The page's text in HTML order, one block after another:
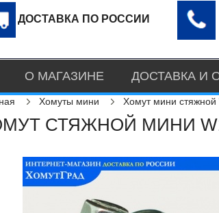
ДОСТАВКА ПО РОССИИ
О МАГАЗИНЕ ДОСТАВКА И
Хомуты мини Хомут мини стяжной
СТЯЖНОЙ МИНИ